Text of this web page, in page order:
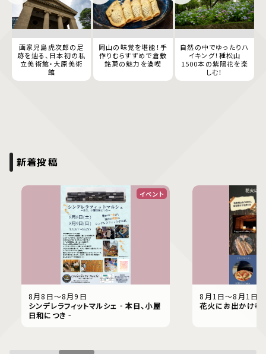
画家児島虎次郎の足
跡を辿る、日本初の私
立美術館・大原美術
館
岡山の味覚を堪能！手
作りむらすずめで倉敷
銘菓の魅力を満喫
自然の中でゆったりハ
イキング！種松山
1500本の紫陽花を楽
しむ！
新着投稿
イベント
8月8日〜8月9日
シンデレラフィットマルシェ‐本日、小屋
日和につき‐
8月1日〜8月1日
花火にお出かけ幸